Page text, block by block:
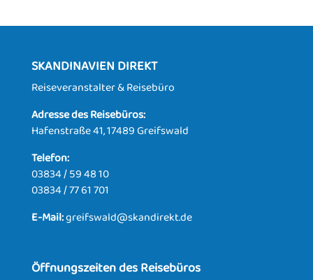
SKANDINAVIEN DIREKT
Reiseveranstalter & Reisebüro
Adresse des Reisebüros:
Hafenstraße 41, 17489 Greifswald
Telefon:
03834 / 59 48 10
03834 / 77 61 701
E-Mail:greifswald@skandirekt.de
Öffnungszeiten des Reisebüros